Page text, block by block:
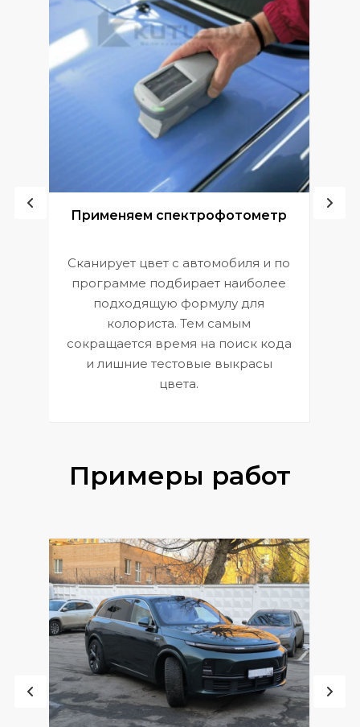
Применяем спектрофотометр
Сканирует цвет с автомобиля и по
программе подбирает наиболее
подходящую формулу для
колориста. Тем самым
сокращается время на поиск кода
и лишние тестовые выкрасы
цвета.
Примеры работ